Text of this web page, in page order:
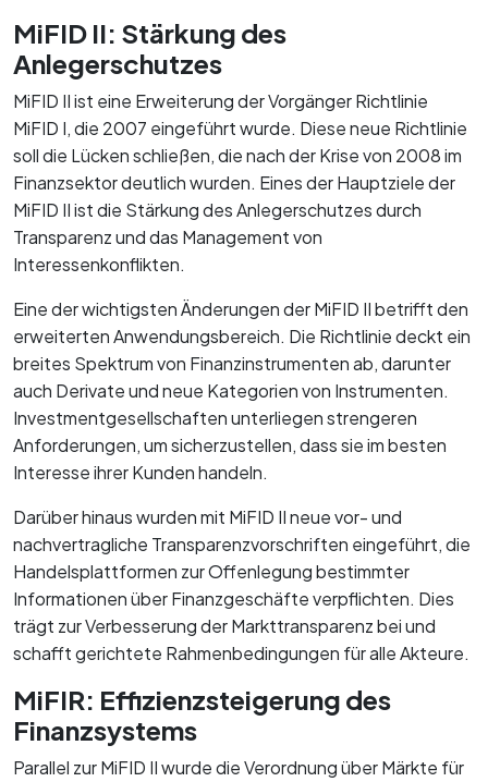
MiFID II: Stärkung des
Anlegerschutzes
MiFID II ist eine Erweiterung der Vorgänger Richtlinie
MiFID I, die 2007 eingeführt wurde. Diese neue Richtlinie
soll die Lücken schließen, die nach der Krise von 2008 im
Finanzsektor deutlich wurden. Eines der Hauptziele der
MiFID II ist die Stärkung des Anlegerschutzes durch
Transparenz und das Management von
Interessenkonflikten.
Eine der wichtigsten Änderungen der MiFID II betrifft den
erweiterten Anwendungsbereich. Die Richtlinie deckt ein
breites Spektrum von Finanzinstrumenten ab, darunter
auch Derivate und neue Kategorien von Instrumenten.
Investmentgesellschaften unterliegen strengeren
Anforderungen, um sicherzustellen, dass sie im besten
Interesse ihrer Kunden handeln.
Darüber hinaus wurden mit MiFID II neue vor- und
nachvertragliche Transparenzvorschriften eingeführt, die
Handelsplattformen zur Offenlegung bestimmter
Informationen über Finanzgeschäfte verpflichten. Dies
trägt zur Verbesserung der Markttransparenz bei und
schafft gerichtete Rahmenbedingungen für alle Akteure.
MiFIR: Effizienzsteigerung des
Finanzsystems
Parallel zur MiFID II wurde die Verordnung über Märkte für